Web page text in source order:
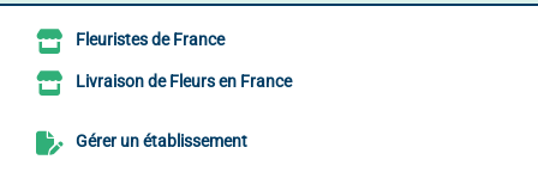
Fleuristes de France
Livraison de Fleurs en France
Gérer un établissement